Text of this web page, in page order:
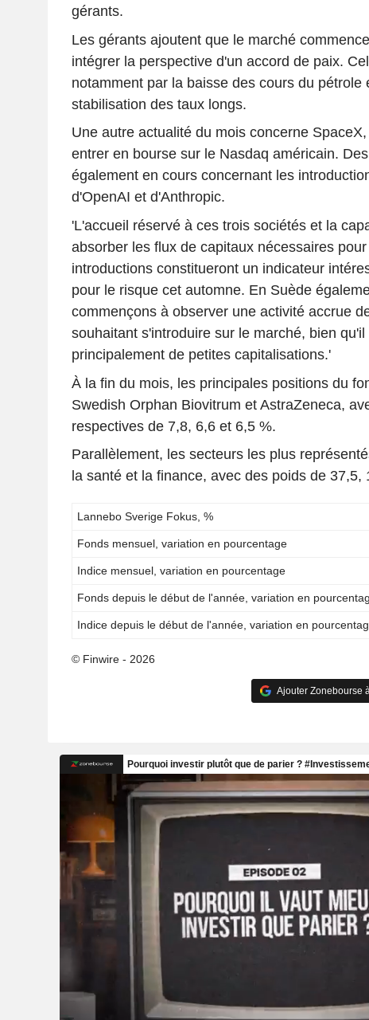
gérants.
Les gérants ajoutent que le marché
intégrer la perspective d'un accord de paix.
notamment par la baisse des cours du pétrole
stabilisation des taux longs.
Une autre actualité du mois concerne
entrer en bourse sur le Nasdaq américain.
également en cours concernant les
d'OpenAI et d'Anthropic.
'L'accueil réservé à ces trois sociétés et la
absorber les flux de capitaux nécessaires
introductions constitueront un indicateur
pour le risque cet automne. En Suède
commençons à observer une activité accrue
souhaitant s'introduire sur le marché, bien
principalement de petites capitalisations.'
À la fin du mois, les principales positions du
Swedish Orphan Biovitrum et AstraZeneca,
respectives de 7,8, 6,6 et 6,5 %.
Parallèlement, les secteurs les plus
la santé et la finance, avec des poids de 37,5,
Lannebo Sverige Fokus, %
Fonds mensuel, variation en pourcentage
Indice mensuel, variation en pourcentage
Fonds depuis le début de l'année, variation en
Indice depuis le début de l'année, variation en
© Finwire - 2026
Ajouter Zonebourse